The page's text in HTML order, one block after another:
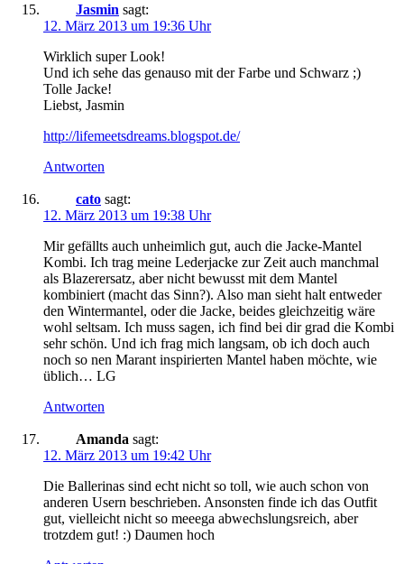
Jasmin sagt:
12. März 2013 um 19:36 Uhr
Wirklich super Look!
Und ich sehe das genauso mit der Farbe und Schwarz ;)
Tolle Jacke!
Liebst, Jasmin
http://lifemeetsdreams.blogspot.de/
Antworten
cato sagt:
12. März 2013 um 19:38 Uhr
Mir gefällts auch unheimlich gut, auch die Jacke-Mantel
Kombi. Ich trag meine Lederjacke zur Zeit auch manchmal
als Blazerersatz, aber nicht bewusst mit dem Mantel
kombiniert (macht das Sinn?). Also man sieht halt entweder
den Wintermantel, oder die Jacke, beides gleichzeitig wäre
wohl seltsam. Ich muss sagen, ich find bei dir grad die Kombi
sehr schön. Und ich frag mich langsam, ob ich doch auch
noch so nen Marant inspirierten Mantel haben möchte, wie
üblich… LG
Antworten
Amanda sagt:
12. März 2013 um 19:42 Uhr
Die Ballerinas sind echt nicht so toll, wie auch schon von
anderen Usern beschrieben. Ansonsten finde ich das Outfit
gut, vielleicht nicht so meeega abwechslungsreich, aber
trotzdem gut! :) Daumen hoch